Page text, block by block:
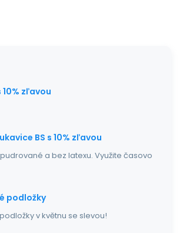
zľavou
BS s 10% zľavou
a bez latexu. Využite časovo
podložky
v květnu se slevou!